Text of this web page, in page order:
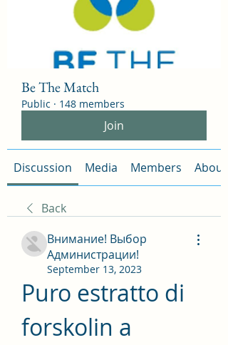
Be The Match
Public · 148 members
Join
Discussion Media Members About
Back
Внимание! Выбор
Администрации!
September 13, 2023
Puro estratto di
forskolin a